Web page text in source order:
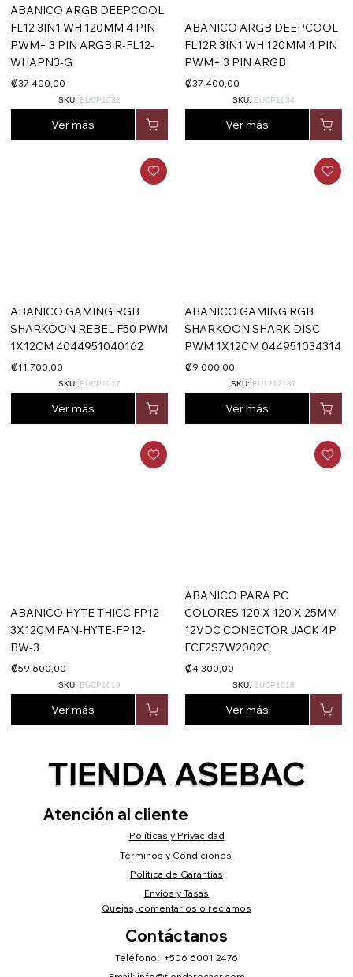
ABANICO ARGB DEEPCOOL
FL12 3IN1 WH 120MM 4 PIN
PWM+ 3 PIN ARGB R-FL12-
WHAPN3-G
₡37 400,00
Ver más
SKU: EUCP1032
ABANICO ARGB DEEPCOOL
FL12R 3IN1 WH 120MM 4 PIN
PWM+ 3 PIN ARGB
₡37 400,00
Ver más
SKU: EUCP1034
ABANICO GAMING RGB
SHARKOON REBEL F50 PWM
1X12CM 4044951040162
₡11 700,00
Ver más
SKU: EUCP1017
ABANICO GAMING RGB
SHARKOON SHARK DISC
PWM 1X12CM 044951034314
₡9 000,00
Ver más
SKU: EU1212187
ABANICO HYTE THICC FP12
3X12CM FAN-HYTE-FP12-
BW-3
₡59 600,00
Ver más
SKU: EUCP1019
ABANICO PARA PC
COLORES 120 X 120 X 25MM
12VDC CONECTOR JACK 4P
FCF2S7W2002C
₡4 300,00
Ver más
SKU: EUCP1018
TIENDA ASEBAC
Atención al cliente
Políticas y Privacidad
Términos y Condiciones
Envíos y Tasas
Política de Garantías
Quejas, comentarios o reclamos
Contáctanos
Teléfono: +506 6001 2476